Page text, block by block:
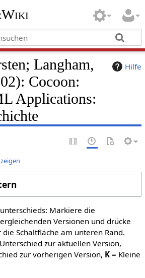
Hilfe
Langham,
Cocoon:
Applications:
Markiere die
Versionen und drücke
Schaltfläche am unteren Rand.
zur aktuellen Version,
zur vorherigen Version, K= Kleine